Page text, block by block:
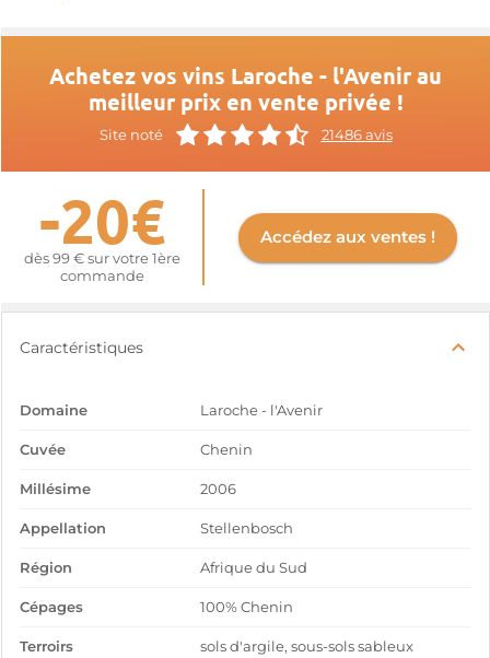
Achetez vos vins Laroche - l'Avenir au
meilleur prix en vente privée !
Site noté 21486 avis
-20€
dès 99 € sur votre 1ère
commande
Accédez aux ventes !
Caractéristiques
Domaine Laroche - l'Avenir
Cuvée Chenin
Millésime 2006
Appellation Stellenbosch
Région Afrique du Sud
Cépages 100% Chenin
Terroirs sols d'argile, sous-sols sableux